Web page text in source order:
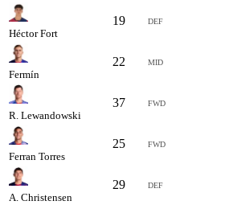
Héctor Fort
19 DEF
Fermín
22 MID
R. Lewandowski
37 FWD
Ferran Torres
25 FWD
A. Christensen
29 DEF